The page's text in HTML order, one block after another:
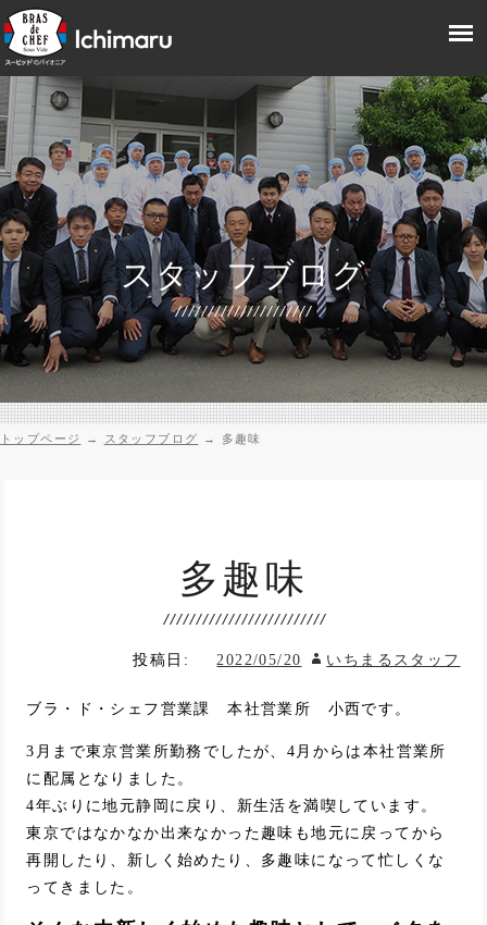
スタッフブログ
トップページ → スタッフブログ → 多趣味
多趣味
投稿日: 2022/05/20 いちまるスタッフ
ブラ・ド・シェフ営業課 本社営業所 小西です。
3月まで東京営業所勤務でしたが、4月からは本社営業所
に配属となりました。
4年ぶりに地元静岡に戻り、新生活を満喫しています。
東京ではなかなか出来なかった趣味も地元に戻ってから
再開したり、新しく始めたり、多趣味になって忙しくな
ってきました。